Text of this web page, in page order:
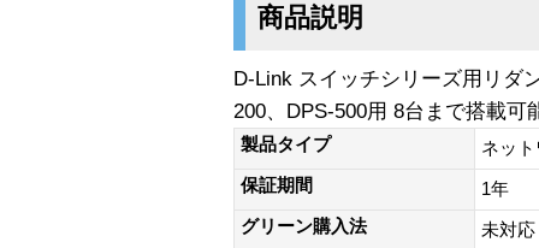
商品説明
D-Link スイッチシリーズ用リダ
200、DPS-500用 8台まで搭載
製品タイプ
ネッ
保証期間
1年
グリーン購入法
未対応